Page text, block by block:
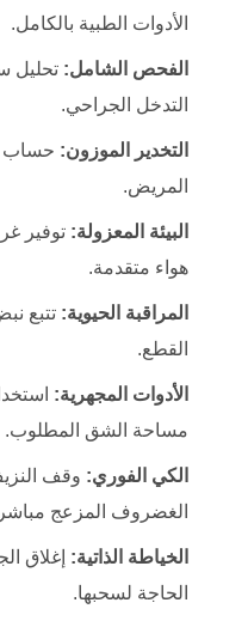
الأدوات الطبية بالكامل.
الفحص الشامل: تحليل
التدخل الجراحي.
التخدير الموزون: حساب
المريض.
البيئة المعزولة: توفير
هواء متقدمة.
المراقبة الحيوية: تتبع
القطع.
الأدوات المجهرية:
مساحة الشق المطلوب.
الكي الفوري: وقف
الغضروف المزعج
الخياطة الذاتية: إغلاق
الحاجة لسحبها.